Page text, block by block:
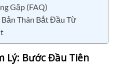
Gặp (FAQ)
Bản Thân Bắt Đầu Từ
Lý: Bước Đầu Tiên